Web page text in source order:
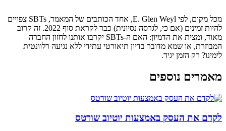
מכל מקום, לפי E. Glen Weyl, אחד הכותבים של המאמר, SBTs צפויים
להיות זמינים (אם כי, לגרסה נסיונית) כבר לקראת סוף 2022. זה קרוב
מאוד, ומצית את הדמיון: האם ה-SBTs יקרבו אותנו לחזון החברה
המבוזרת, או שמא מדובר בדיון תיאורטי עתידי ללא נגיעה רלוונטית
לימינו? רק הזמן יגיד.
מאמרים נוספים
לקדם את העסק באמצעות יוטיוב שורטס